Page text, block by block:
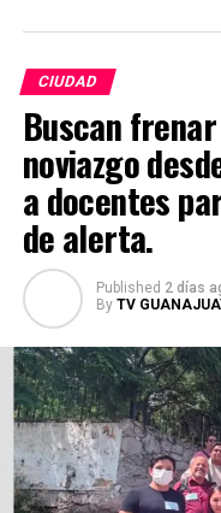
Habitantes hacen un
correspondientes y a
infraestructura para
instalación antes de
prevención debería
espacios públicos
adultos mayores y
misma: ¿esperarán a
actuar?
CIUDAD
Buscan
noviazgo
a docentes
de alerta.
Published 2 días
By TV